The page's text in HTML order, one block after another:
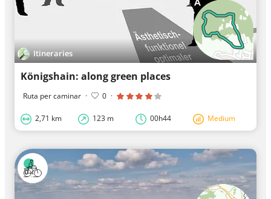
Itineraries
Königshain: along green places
Ruta per caminar · 0 ·
2,71 km 123 m 00h44 Medium